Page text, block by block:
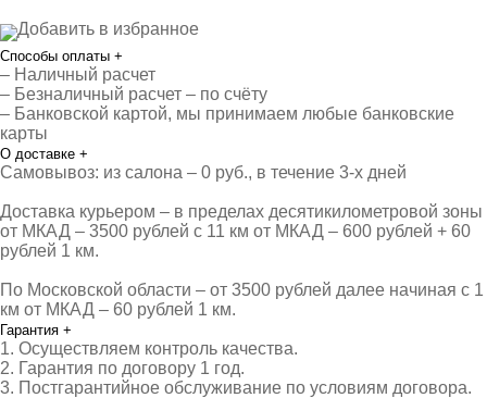
Добавить в избранное
Способы оплаты +
– Наличный расчет
– Безналичный расчет – по счёту
– Банковской картой, мы принимаем любые банковские
карты
О доставке +
Самовывоз: из салона – 0 руб., в течение 3-х дней
Доставка курьером – в пределах десятикилометровой зоны
от МКАД – 3500 рублей с 11 км от МКАД – 600 рублей + 60
рублей 1 км.
По Московской области – от 3500 рублей далее начиная с 1
км от МКАД – 60 рублей 1 км.
Гарантия +
1. Осуществляем контроль качества.
2. Гарантия по договору 1 год.
3. Постгарантийное обслуживание по условиям договора.